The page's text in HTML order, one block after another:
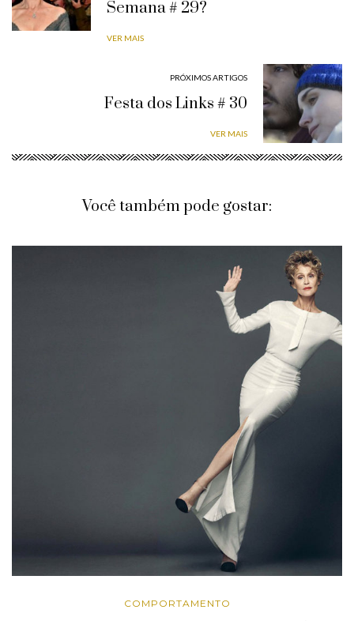
Semana # 29?
VER MAIS
PRÓXIMOS ARTIGOS
Festa dos Links # 30
VER MAIS
Você também pode gostar:
COMPORTAMENTO